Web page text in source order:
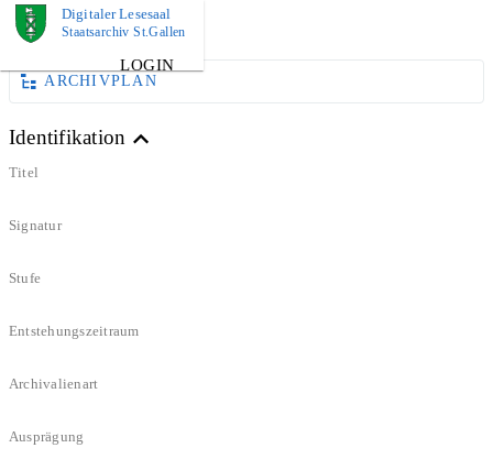
Digitaler Lesesaal
Staatsarchiv St.Gallen
LOGIN
DOKUMENT
ARCHIVPLAN
Identifikation
Titel
Signatur
Stufe
Entstehungszeitraum
Archivalienart
Ausprägung